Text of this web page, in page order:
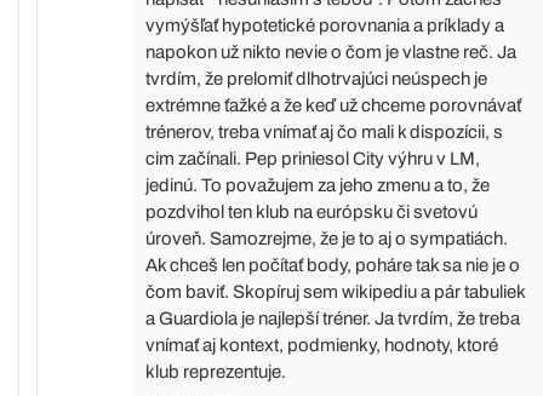
vymýšľať hypotetické porovnania a príklady a
napokon už nikto nevie o čom je vlastne reč. Ja
tvrdím, že prelomiť dlhotrvajúci neúspech je
extrémne ťažké a že keď už chceme porovnávať
trénerov, treba vnímať aj čo mali k dispozícii, s
cim začínali. Pep priniesol City výhru v LM,
jedinú. To považujem za jeho zmenu a to, že
pozdvihol ten klub na európsku či svetovú
úroveň. Samozrejme, že je to aj o sympatiách.
Ak chceš len počítať body, poháre tak sa nie je o
čom baviť. Skopíruj sem wikipediu a pár tabuliek
a Guardiola je najlepší tréner. Ja tvrdím, že treba
vnímať aj kontext, podmienky, hodnoty, ktoré
klub reprezentuje.